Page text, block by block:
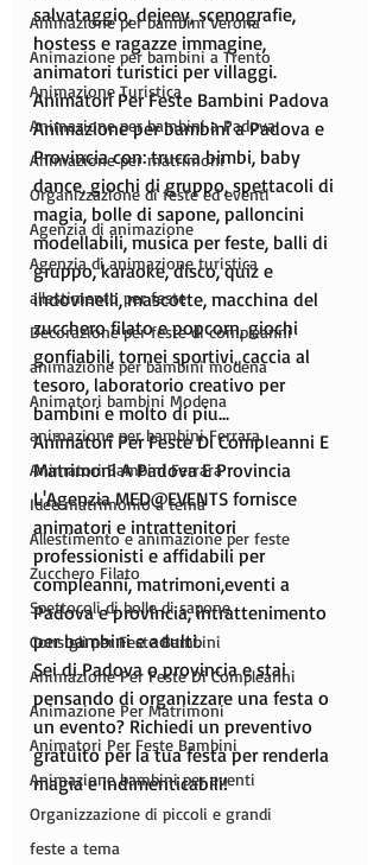
Animazione per bambini Verona
Animazione per bambini a Trento
Animazione Turistica
Animazione per bambini a Padova
Animazione per matrimoni
Organizzazione di feste ed eventi
Agenzia di animazione
Agenzia di animazione turistica
allestimento per feste
Decorazione per feste di compleanni
animazione per bambini modena
Animatori bambini Modena
animazione per bambini Ferrara
Animatori Bambini Ferrara
Idee matrimonio a tema
Allestimento e animazione per feste
Zucchero Filato
Spettocoli di bolle di sapone
Consigli per Feste Bambini
Animazione Per Feste Di Compleanni
Animazione Per Matrimoni
Animatori Per Feste Bambini
Animazione bambini per eventi
Organizzazione di piccoli e grandi
feste a tema
salvataggio, dejeey, scenografie,
hostess e ragazze immagine,
animatori turistici per villaggi.
Animatori Per Feste Bambini Padova
Animazione per bambini a Padova e
Provincia con: trucca bimbi, baby
dance, giochi di gruppo, spettacoli di
magia, bolle di sapone, palloncini
modellabili, musica per feste, balli di
gruppo, karaoke, disco, quiz e
indovinelli, mascotte, macchina del
zucchero filato e popcorn, giochi
gonfiabili, tornei sportivi, caccia al
tesoro, laboratorio creativo per
bambini e molto di piu...
Animatori Per Feste Di Compleanni E
Matrimoni A Padova E Provincia
L'Agenzia MED@EVENTS fornisce
animatori e intrattenitori
professionisti e affidabili per
compleanni, matrimoni,eventi a
Padova e provincia, intrattenimento
per bambini e adulti.
Sei di Padova o provincia e stai
pensando di organizzare una festa o
un evento? Richiedi un preventivo
gratuito per la tua festa per renderla
magia e indimenticabili!